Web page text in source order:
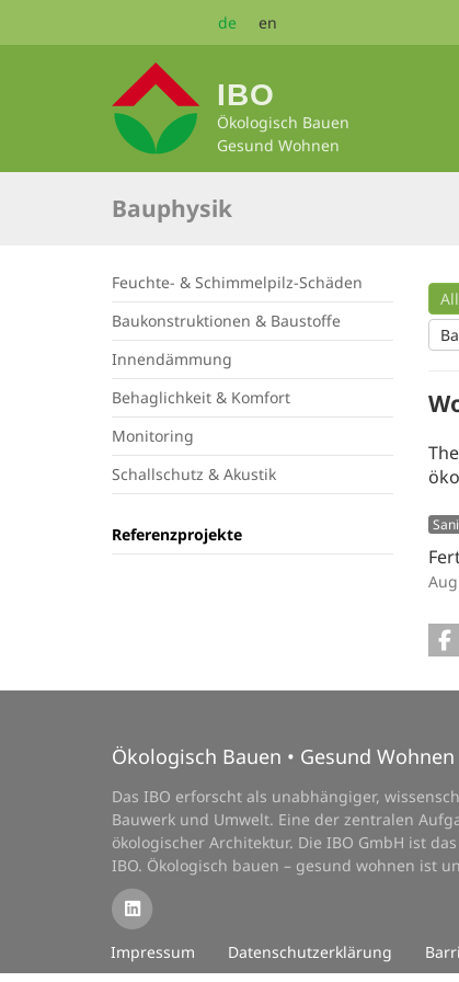
de en
IBO
Ökologisch Bauen
Gesund Wohnen
Bauphysik
Feuchte- & Schimmelpilz-Schäden
Baukonstruktionen & Baustoffe
Innendämmung
Behaglichkeit & Komfort
Monitoring
Schallschutz & Akustik
Referenzprojekte
Ökologisch Bauen • Gesund Wohnen
Das IBO erforscht als unabhängiger,
Bauwerk und Umwelt. Eine der zentralen
ökologischer Architektur. Die IBO GmbH ist
IBO. Ökologisch bauen – gesund wohnen ist
Impressum Datenschutzerklärung